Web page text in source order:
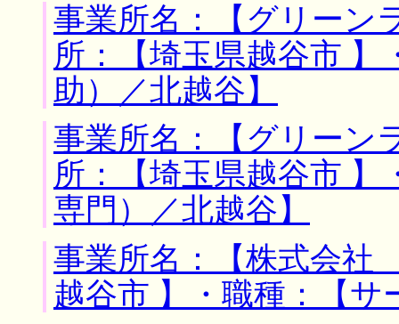
事業所名：【グリーン
所：【埼玉県越谷市 】
助）／北越谷】
事業所名：【グリーン
所：【埼玉県越谷市 】
専門）／北越谷】
事業所名：【株式会
越谷市 】・職種：【